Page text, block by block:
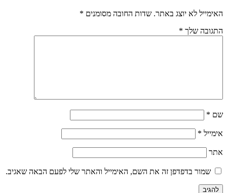
האימייל לא יוצג באתר. שדות החובה מסומנים *
התגובה שלך *
שם *
אימייל *
אתר
שמור בדפדפן זה את השם, האימייל והאתר שלי לפעם הבאה שאגיב.